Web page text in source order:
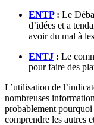
ENTP: Le
d’idées et a
avoir du mal à
ENTJ : Le
pour faire des
L’utilisation de
nombreuses
probablement
comprendre les autres